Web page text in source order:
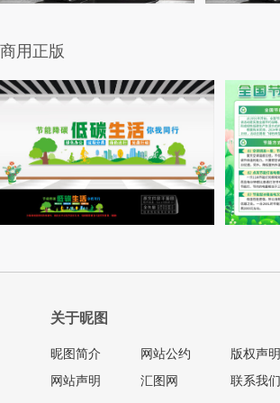
商用正版
关于昵图
昵图简介
网站声明
网站公约
汇图网
版权声明
联系我们